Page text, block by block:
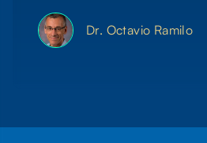
Dr. Octavio Ramilo